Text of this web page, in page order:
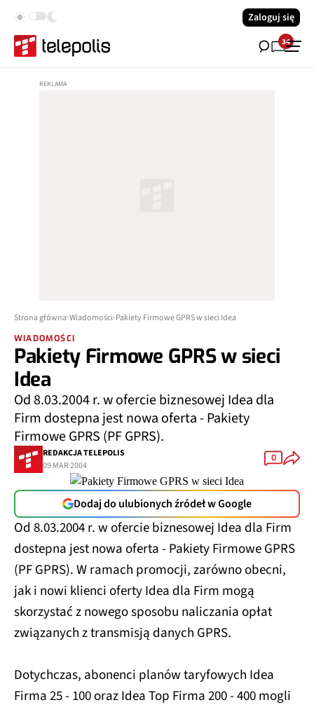
Zaloguj się
34
Strona główna Wiadomości Pakiety Firmowe GPRS w sieci Idea
WIADOMOŚCI
Pakiety Firmowe GPRS w sieci
Idea
Od 8.03.2004 r. w ofercie biznesowej Idea dla
Firm dostepna jest nowa oferta - Pakiety
Firmowe GPRS (PF GPRS).
REDAKCJA TELEPOLIS
09 MAR 2004
0
Dodaj do ulubionych źródeł w Google
Od 8.03.2004 r. w ofercie biznesowej Idea dla Firm
dostepna jest nowa oferta - Pakiety Firmowe GPRS
(PF GPRS). W ramach promocji, zarówno obecni,
jak i nowi klienci oferty Idea dla Firm mogą
skorzystać z nowego sposobu naliczania opłat
związanych z transmisją danych GPRS.
Dotychczas, abonenci planów taryfowych Idea
Firma 25 - 100 oraz Idea Top Firma 200 - 400 mogli